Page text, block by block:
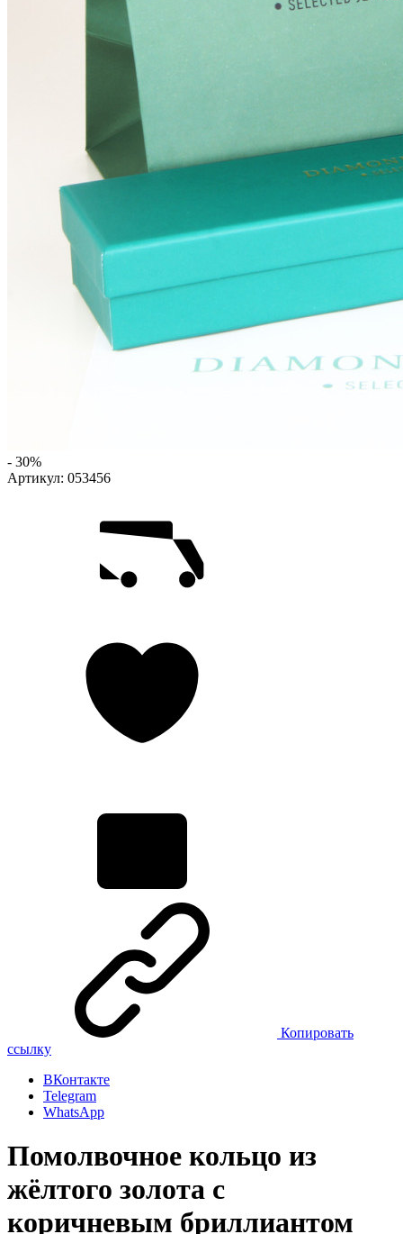
- 30%
Артикул: 053456
Копировать
ссылку
ВКонтакте
Telegram
WhatsApp
Помолвочное кольцо из
жёлтого золота с
коричневым бриллиантом